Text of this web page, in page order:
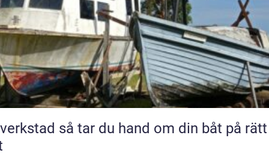
tar du hand om din båt på rätt